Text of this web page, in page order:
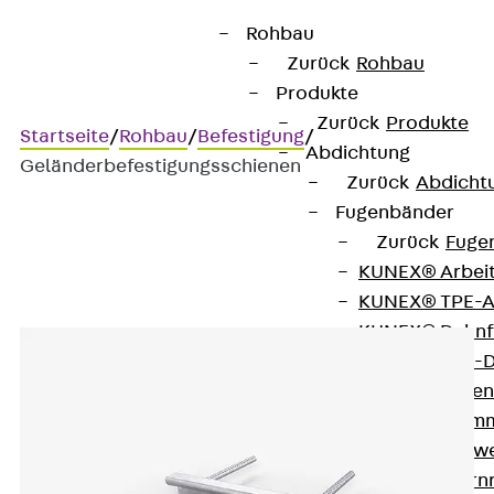
Rohbau
Zurück Rohbau
Produkte
Zurück Produkte
Abdichtung
Zurück
Fugenbänder
Zurück
KUNEX®
KUNEX®
KUNEX®
KUNEX®
KUNEX®
KUNEX®
KUNEX®
KUNEX®
Startseite/Rohbau/Befestigung/
Geländerbefestigungsschienen